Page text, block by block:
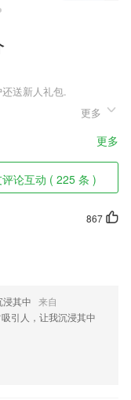
从农村大山里走出的大
的机智和机缘来不断获
，同时也可以在更多的店
来说是一笔巨款。
的那本书的幻想
获得相应赔付
更多
更多
论互动 ( 225 条 )
867
浸其中 来自
引人，让我沉浸其中